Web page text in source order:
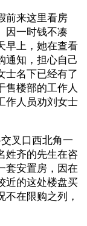
来这里看房
因一时钱不凑
早上，她在查看
通知，担心自己
士名下已经有了
售楼部的工作人
作人员劝刘女士
叉口西北角一
姓齐的先生在咨
套安置房，因在
近的这处楼盘买
在限购之列，